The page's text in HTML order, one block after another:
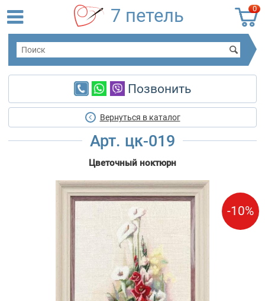
0
7 петель
Позвонить
Вернуться в каталог
Арт. цк-019
Цветочный ноктюрн
-10%